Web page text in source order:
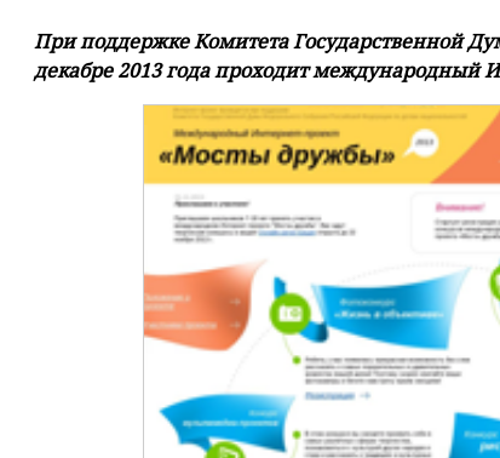
При поддержке Комитета Государственной
декабре 2013 года проходит международный